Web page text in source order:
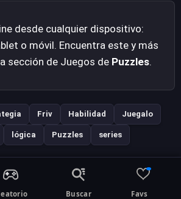
Buscar Favs
desde cualquier dispositivo:
o móvil. Encuentra este y más
sección de Juegos de Puzzles.
Friv Habilidad Juegalo
lógica Puzzles series